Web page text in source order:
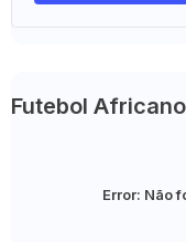
Futebol Africano
Error: Não